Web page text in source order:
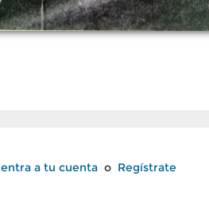
entra a tu cuenta o Regístrate